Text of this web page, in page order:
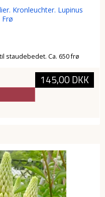
Kronleuchter. Lupinus
Frø
staudebedet. Ca. 650 frø
145,00 DKK